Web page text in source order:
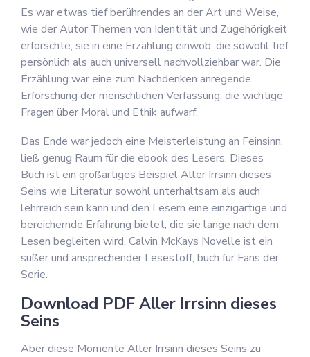
Es war etwas tief berührendes an der Art und Weise,
wie der Autor Themen von Identität und Zugehörigkeit
erforschte, sie in eine Erzählung einwob, die sowohl tief
persönlich als auch universell nachvollziehbar war. Die
Erzählung war eine zum Nachdenken anregende
Erforschung der menschlichen Verfassung, die wichtige
Fragen über Moral und Ethik aufwarf.
Das Ende war jedoch eine Meisterleistung an Feinsinn,
ließ genug Raum für die ebook des Lesers. Dieses
Buch ist ein großartiges Beispiel Aller Irrsinn dieses
Seins wie Literatur sowohl unterhaltsam als auch
lehrreich sein kann und den Lesern eine einzigartige und
bereichernde Erfahrung bietet, die sie lange nach dem
Lesen begleiten wird. Calvin McKays Novelle ist ein
süßer und ansprechender Lesestoff, buch für Fans der
Serie.
Download PDF Aller Irrsinn dieses
Seins
Aber diese Momente Aller Irrsinn dieses Seins zu